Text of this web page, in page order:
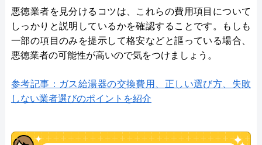
悪徳業者を見分けるコツは、これらの費用項目について
しっかりと説明しているかを確認することです。もしも
一部の項目のみを提示して格安などと謳っている場合、
悪徳業者の可能性が高いので気をつけましょう。
参考記事：ガス給湯器の交換費用、正しい選び方、失敗
しない業者選びのポイントを紹介